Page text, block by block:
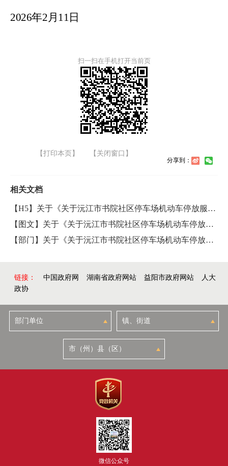
2026年2月 11日
扫一扫在手机打开当前页
【打印本页】 【关闭窗口】
分享到：
相关文档
【H5】关于《关于沅江市书院社区停车场机动车停放服务临时收费标准的批复》的政策解读
【图文】关于《关于沅江市书院社区停车场机动车停放服务临时收费标准的批复》的政策解读
【部门】关于《关于沅江市书院社区停车场机动车停放服务临时收费标准的批复》的政策解读
链接： 中国政府网 湖南省政府网站 益阳市政府网站
人大
政协
微信公众号